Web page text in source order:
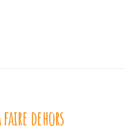
faire dehors